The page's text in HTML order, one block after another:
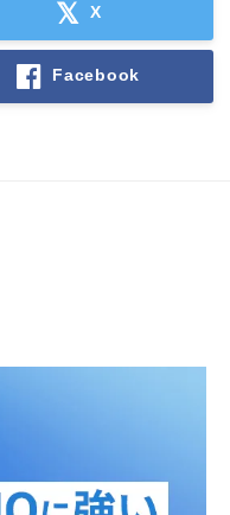
X
Facebook